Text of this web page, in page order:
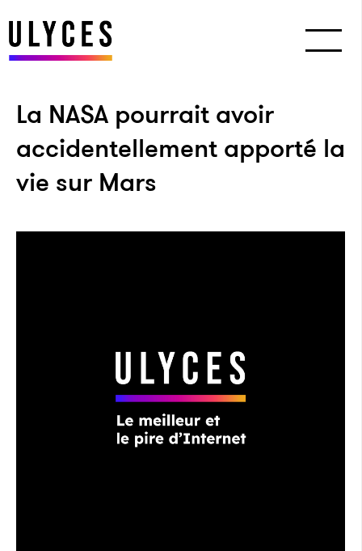
La NASA pourrait avoir
accidentellement apporté la
vie sur Mars